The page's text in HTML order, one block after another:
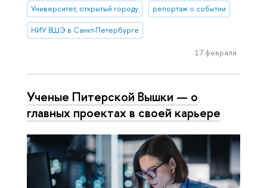
Университет, открытый городу репортаж о событии
НИУ ВШЭ в Санкт-Петербурге
17 февраля
Ученые Питерской Вышки — о
главных проектах в своей карьере